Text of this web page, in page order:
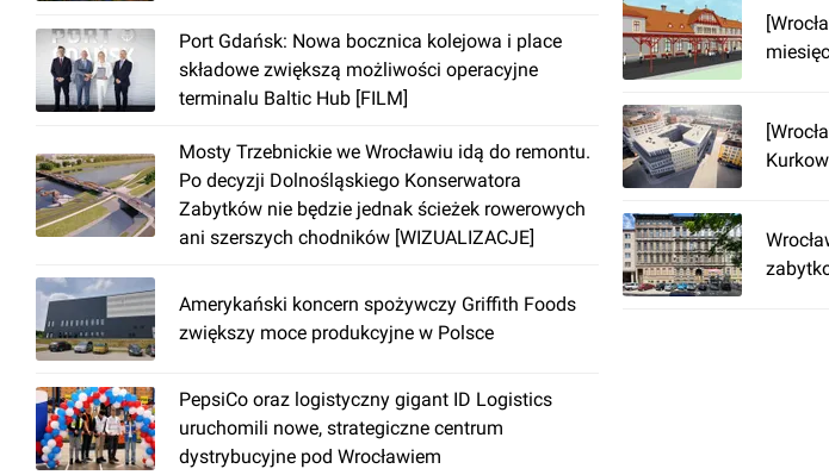
Port Gdańsk: Nowa bocznica kolejowa i place
składowe zwiększą możliwości operacyjne
terminalu Baltic Hub [FILM]
Mosty Trzebnickie we Wrocławiu idą do remontu.
Po decyzji Dolnośląskiego Konserwatora
Zabytków nie będzie jednak ścieżek rowerowych
ani szerszych chodników [WIZUALIZACJE]
Amerykański koncern spożywczy Griffith Foods
zwiększy moce produkcyjne w Polsce
PepsiCo oraz logistyczny gigant ID Logistics
uruchomili nowe, strategiczne centrum
dystrybucyjne pod Wrocławiem